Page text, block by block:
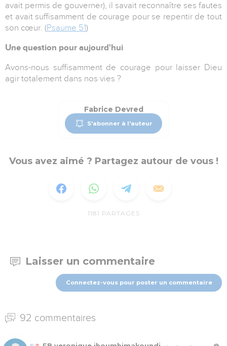
avait permis de gouverner), il savait reconnaître ses fautes
et avait suffisamment de courage pour se repentir de tout
son cœur. (Psaume 51)
Une question pour aujourd'hui
Avons-nous suffisamment de courage pour laisser Dieu
agir totalement dans nos vies ?
Fabrice Devred
S'abonner à l'auteur
Vous avez aimé ? Partagez autour de vous !
1181 PARTAGES
Laisser un commentaire
Connectez-vous pour poster un commentaire
92 commentaires